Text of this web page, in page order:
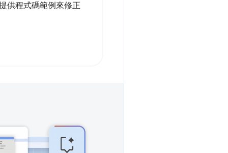
供程式碼範例來修正